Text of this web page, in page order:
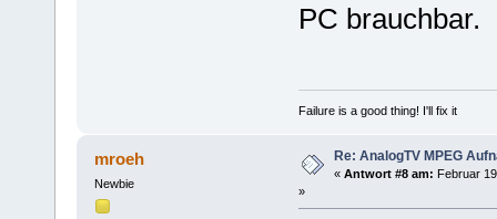
PC brauchbar.
Failure is a good thing! I'll fix it
mroeh
Newbie
Re: AnalogTV MPEG
« Antwort #8 am: Februar
»